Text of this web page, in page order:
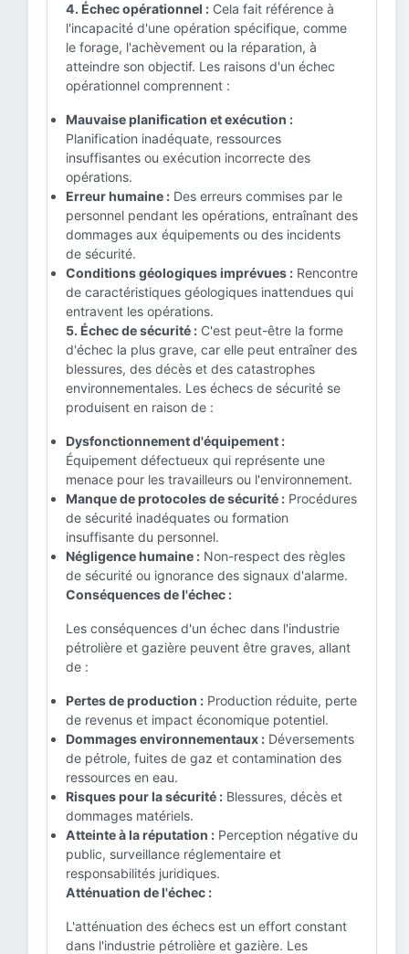
4. Échec opérationnel : Cela fait référence à
l'incapacité d'une opération spécifique, comme
le forage, l'achèvement ou la réparation, à
atteindre son objectif. Les raisons d'un échec
opérationnel comprennent :
Mauvaise planification et exécution :
Planification inadéquate, ressources
insuffisantes ou exécution incorrecte des
opérations.
Erreur humaine : Des erreurs commises par le
personnel pendant les opérations, entraînant des
dommages aux équipements ou des incidents
de sécurité.
Conditions géologiques imprévues : Rencontre
de caractéristiques géologiques inattendues qui
entravent les opérations.
5. Échec de sécurité : C'est peut-être la forme
d'échec la plus grave, car elle peut entraîner des
blessures, des décès et des catastrophes
environnementales. Les échecs de sécurité se
produisent en raison de :
Dysfonctionnement d'équipement :
Équipement défectueux qui représente une
menace pour les travailleurs ou l'environnement.
Manque de protocoles de sécurité : Procédures
de sécurité inadéquates ou formation
insuffisante du personnel.
Négligence humaine : Non-respect des règles
de sécurité ou ignorance des signaux d'alarme.
Conséquences de l'échec :
Les conséquences d'un échec dans l'industrie
pétrolière et gazière peuvent être graves, allant
de :
Pertes de production : Production réduite, perte
de revenus et impact économique potentiel.
Dommages environnementaux : Déversements
de pétrole, fuites de gaz et contamination des
ressources en eau.
Risques pour la sécurité : Blessures, décès et
dommages matériels.
Atteinte à la réputation : Perception négative du
public, surveillance réglementaire et
responsabilités juridiques.
Atténuation de l'échec :
L'atténuation des échecs est un effort constant
dans l'industrie pétrolière et gazière. Les